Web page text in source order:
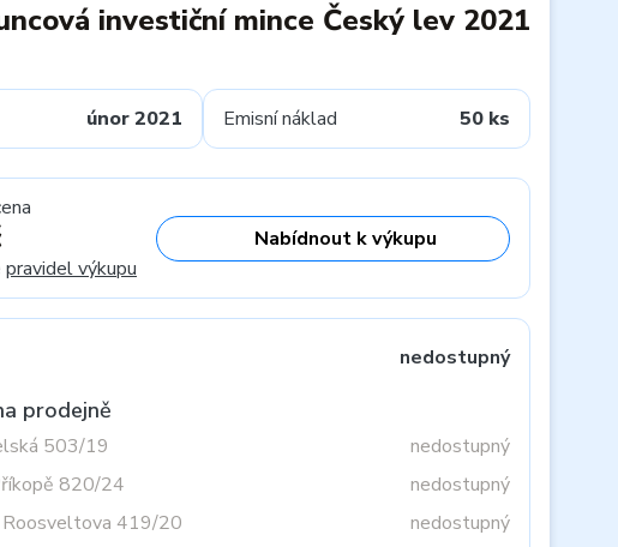
investiční mince Český lev 2021
únor 2021 Emisní náklad 50 ks
pravidel výkupu
Nabídnout k výkupu
nedostupný
prodejně
503/19
nedostupný
820/24
nedostupný
Roosveltova 419/20
nedostupný